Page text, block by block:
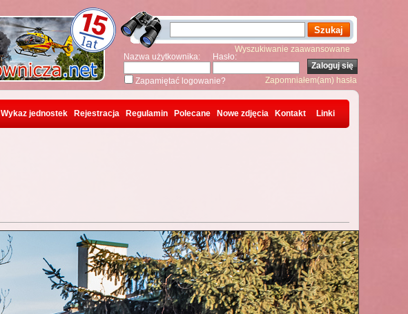
Wyszukiwanie zaawansowane
Nazwa użytkownika:
Hasło:
Zapamiętać logowanie? Zapomniałem(am) hasła
Wykaz jednostek Rejestracja Regulamin Polecane Nowe zdjęcia Kontakt Linki